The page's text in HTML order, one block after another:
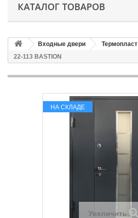
КАТАЛОГ ТОВАРОВ
Входные двери Термопласт
22-113 BASTION
НА СКЛАДЕ
Увеличить